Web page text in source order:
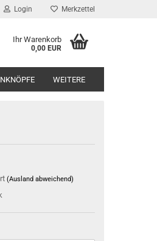
Login Merkzettel
Ihr Warenkorb
0,00 EUR
WEITERE
(Ausland abweichend)